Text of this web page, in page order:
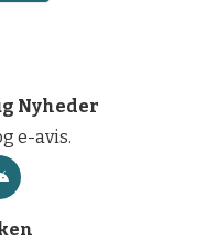
Nyheder
e-avis.